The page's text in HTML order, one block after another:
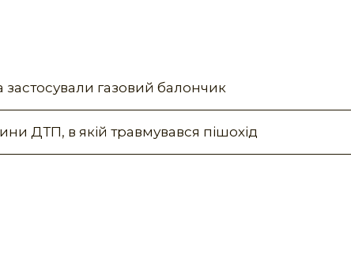
застосували газовий балончик
ДТП, в якій травмувався пішохід